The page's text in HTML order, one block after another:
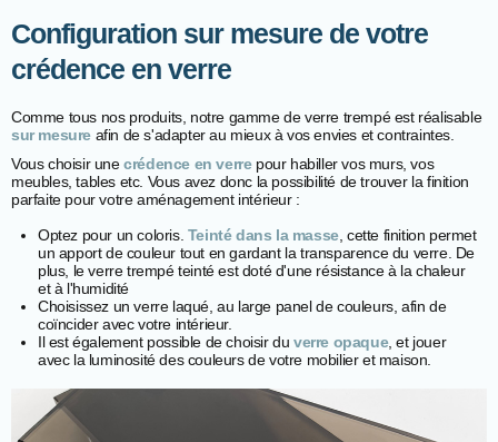
Configuration sur mesure de votre
crédence en verre
Comme tous nos produits, notre gamme de verre trempé est réalisable
sur mesure afin de s'adapter au mieux à vos envies et contraintes.
Vous choisir unecrédence en verre pour habiller vos murs, vos
meubles, tables etc. Vous avez donc la possibilité de trouver la finition
parfaite pour votre aménagement intérieur :
Optez pour un coloris. Teinté dans la masse, cette finition permet
un apport de couleur tout en gardant la transparence du verre. De
plus, le verre trempé teinté est doté d'une résistance à la chaleur
et à l'humidité
Choisissez un verre laqué, au large panel de couleurs, afin de
coïncider avec votre intérieur.
Il est également possible de choisir du verre opaque, et jouer
avec la luminosité des couleurs de votre mobilier et maison.